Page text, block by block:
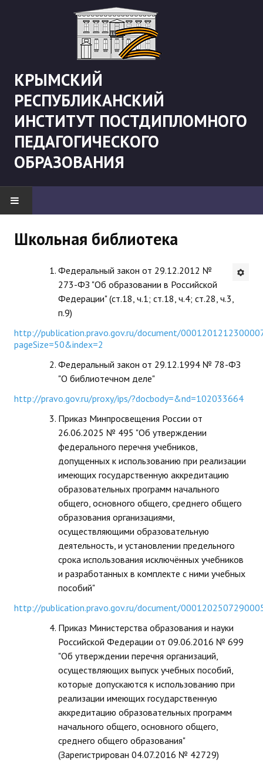
КРЫМСКИЙ
РЕСПУБЛИКАНСКИЙ
ИНСТИТУТ ПОСТДИПЛОМНОГО
ПЕДАГОГИЧЕСКОГО
ОБРАЗОВАНИЯ
Будни института
ИНСТИТУТ
Противодействие коррупции
Организация УВП
Карта ГИА РК
Советуем прочитать
Готовимся к новому учебному году 2026-2027
Профессиональная переподготовка
Повышение квалификации
Школьная библиотека
Федеральный закон от 29.12.2012 №
273-ФЗ "Об образовании в Российской
Федерации" (ст.18, ч.1; ст.18, ч.4; ст.28, ч.3,
п.9)
http://publication.pravo.gov.ru/document/
pageSize=50&index=2
Федеральный закон от 29.12.1994 № 78-ФЗ
"О библиотечном деле"
http://pravo.gov.ru/proxy/ips/?docbody=&nd=102033664
Приказ Минпросвещения России от
26.06.2025 № 495 "Об утверждении
федерального перечня учебников,
допущенных к использованию при реализации
имеющих государственную аккредитацию
образовательных программ начального
общего, основного общего, среднего общего
образования организациями,
осуществляющими образовательную
деятельность, и установлении предельного
срока использования исключённых учебников
и разработанных в комплекте с ними учебных
пособий"
http://publication.pravo.gov.ru/document/
Приказ Министерства образования и науки
Российской Федерации от 09.06.2016 № 699
"Об утверждении перечня организаций,
осуществляющих выпуск учебных пособий,
которые допускаются к использованию при
реализации имеющих государственную
аккредитацию образовательных программ
начального общего, основного общего,
среднего общего образования"
(Зарегистрирован 04.07.2016 № 42729)